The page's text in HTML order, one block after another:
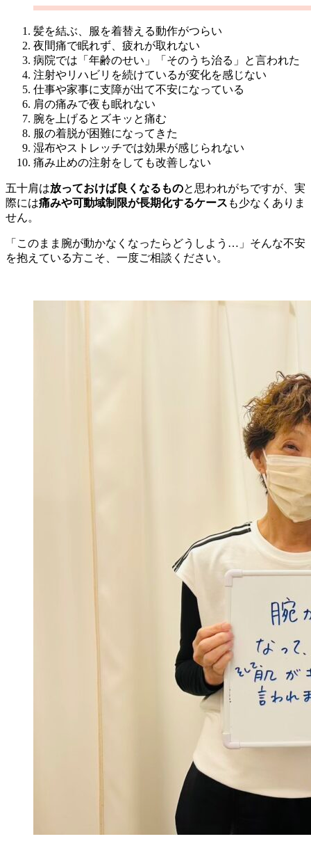
髪を結ぶ、服を着替える動作がつらい
夜間痛で眠れず、疲れが取れない
病院では「年齢のせい」「そのうち治る」と言われた
注射やリハビリを続けているが変化を感じない
仕事や家事に支障が出て不安になっている
肩の痛みで夜も眠れない
腕を上げるとズキッと痛む
服の着脱が困難になってきた
湿布やストレッチでは効果が感じられない
痛み止めの注射をしても改善しない
五十肩は放っておけば良くなるものと思われがちですが、実
際には痛みや可動域制限が長期化するケース も少なくありま
せん。
「このまま腕が動かなくなったらどうしよう…」そんな不安
を抱えている方こそ、一度ご相談ください。